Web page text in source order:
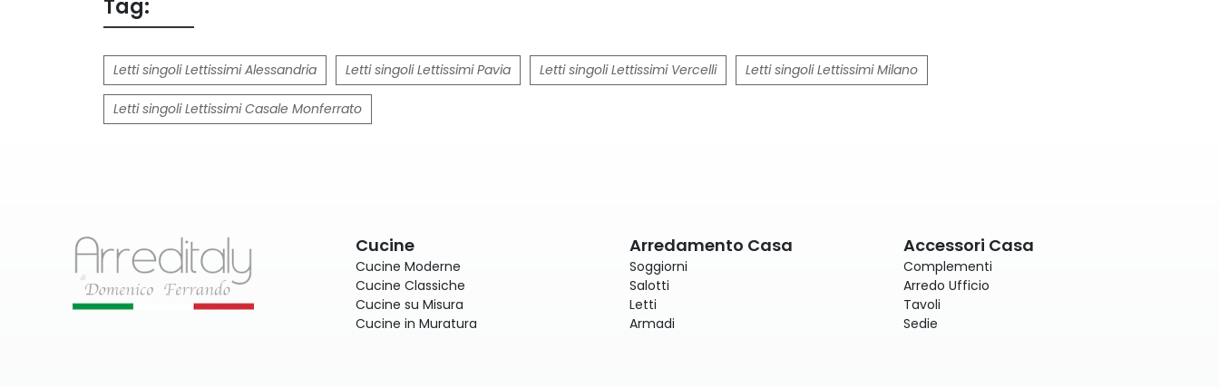
Tag:
Letti singoli Lettissimi Alessandria Letti singoli Lettissimi Pavia Letti singoli Lettissimi Vercelli Letti singoli Lettissimi Milano
Letti singoli Lettissimi Casale Monferrato
Cucine
Cucine Moderne
Cucine Classiche
Cucine su Misura
Cucine in Muratura
Arredamento Casa
Soggiorni
Salotti
Letti
Armadi
Accessori Casa
Complementi
Arredo Ufficio
Tavoli
Sedie